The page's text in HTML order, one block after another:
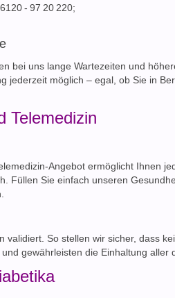
- 97 20 220;
bei uns lange Wartezeiten und
jederzeit möglich – egal, ob Sie in
Telemedizin
Angebot ermöglicht Ihnen
Füllen Sie einfach unseren
validiert. So stellen wir sicher, dass
gewährleisten die Einhaltung aller